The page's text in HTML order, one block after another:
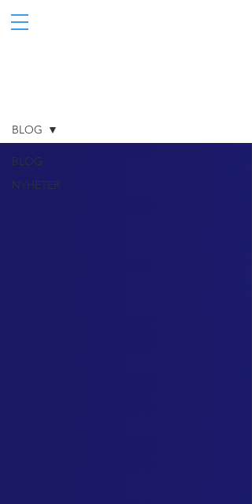
BLOG
NYHETER
BLOG